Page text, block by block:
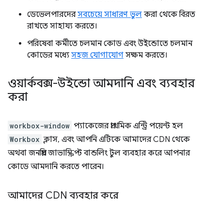
ডেভেলপারদেরসবচেয়ে সাধারণ ভুল করা থেকে বিরত
রাখতে সাহায্য করতে।
পরিষেবা কর্মীতে চলমান কোড এবং উইন্ডোতে চলমান
কোডের মধ্যে সহজ যোগাযোগ সক্ষম করতে।
ওয়ার্কবক্স-উইন্ডো আমদানি এবং ব্যবহার
করা
workbox-window প্যাকেজের প্রাথমিক এন্ট্রি পয়েন্ট হল
Workbox ক্লাস, এবং আপনি এটিকে আমাদের CDN থেকে
অথবা জনপ্রিয় জাভাস্ক্রিপ্ট বান্ডলিং টুল ব্যবহার করে আপনার
কোডে আমদানি করতে পারেন।
আমাদের CDN ব্যবহার করে